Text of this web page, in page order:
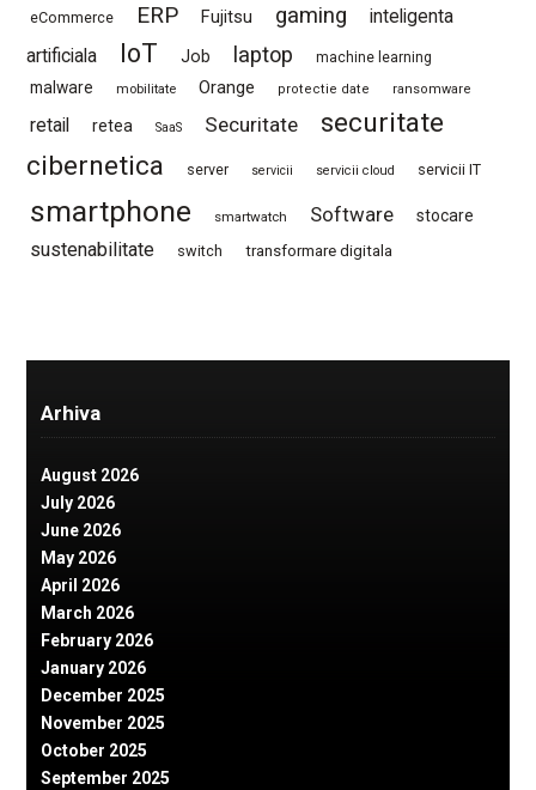
eCommerce ERP Fujitsu gaming
inteligenta
artificiala
IoT Job laptop machine learning
malware mobilitate Orange protectie date ransomware
retail retea SaaS Securitate
securitate
cibernetica
server servicii servicii cloud servicii IT
smartphone smartwatch Software stocare
sustenabilitate switch transformare digitala
Arhiva
August 2026
July 2026
June 2026
May 2026
April 2026
March 2026
February 2026
January 2026
December 2025
November 2025
October 2025
September 2025